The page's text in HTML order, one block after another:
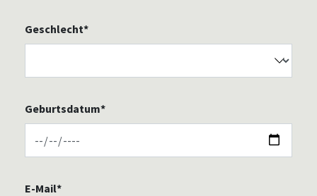
Geschlecht*
Geburtsdatum*
E-Mail*